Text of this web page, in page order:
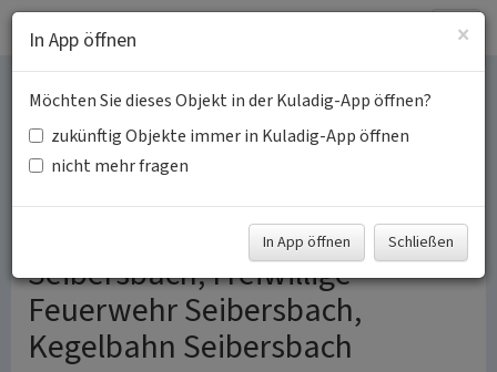
Ausoniushalle
Seibersbach
Dorfgemeinschaftshaus
Seibersbach, Freiwillige
Feuerwehr Seibersbach,
Kegelbahn Seibersbach
×
In App öffnen
Möchten Sie dieses Objekt in der Kuladig-App öffnen?
zukünftig Objekte immer in Kuladig-App öffnen
nicht mehr fragen
In App öffnen Schließen